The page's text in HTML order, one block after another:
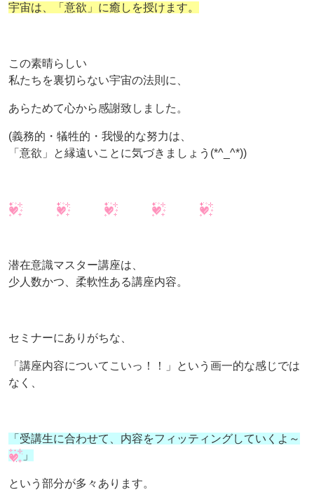
宇宙は、「意欲」に癒しを授けます。
この素晴らしい
私たちを裏切らない宇宙の法則に、
あらためて心から感謝致しました。
(義務的・犠牲的・我慢的な努力は、
「意欲」と縁遠いことに気づきましょう(*^_^*))
潜在意識マスター講座は、
少人数かつ、柔軟性ある講座内容。
セミナーにありがちな、
「講座内容についてこいっ！！」という画一的な感じでは
なく、
「受講生に合わせて、内容をフィッティングしていくよ～
」
という部分が多々あります。